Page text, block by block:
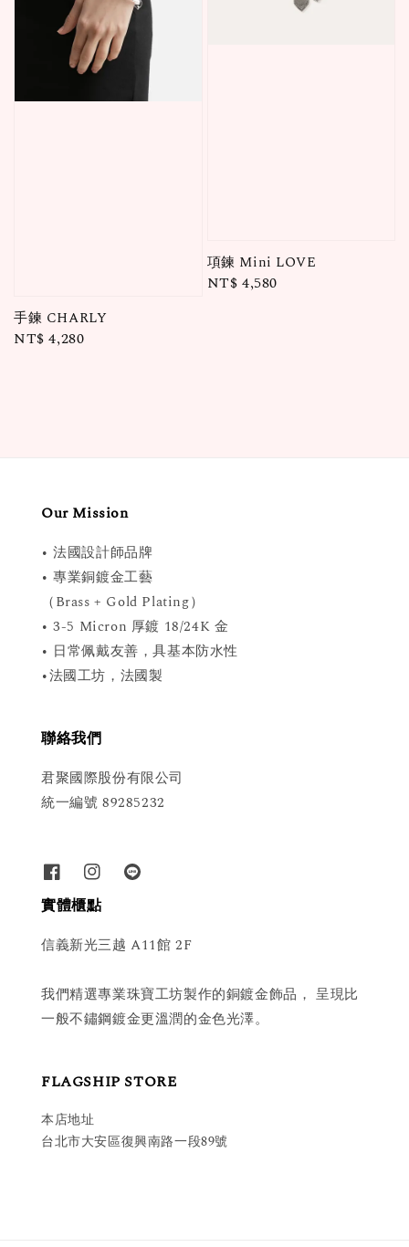
手鍊 CHARLY
Regular
NT$ 4,280
項鍊 Mini LOVE
Regular
NT$ 4,580
Our Mission
• 法國設計師品牌
• 專業銅鍍金工藝
（Brass + Gold Plating）
• 3-5 Micron 厚鍍 18/24K 金
• 日常佩戴友善，具基本防水性
•法國工坊，法國製
聯絡我們
君聚國際股份有限公司
統一編號 89285232
實體櫃點
信義新光三越 A11館 2F
我們精選專業珠寶工坊製作的銅鍍金飾品， 呈現比
一般不鏽鋼鍍金更溫潤的金色光澤。
FLAGSHIP STORE
本店地址
台北市大安區復興南路一段89號